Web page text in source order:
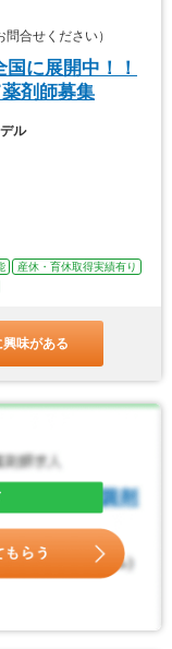
合せください）
に展開中！！
剤師募集
ル
産休・育休取得実績有り
味がある